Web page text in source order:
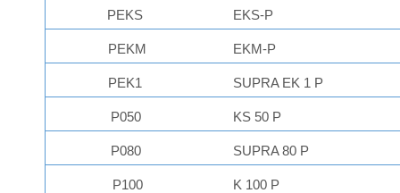
PEKS EKS-P
PEKM EKM-P
PEK1 SUPRA EK 1 P
P050 KS 50 P
P080 SUPRA 80 P
P100 K 100 P